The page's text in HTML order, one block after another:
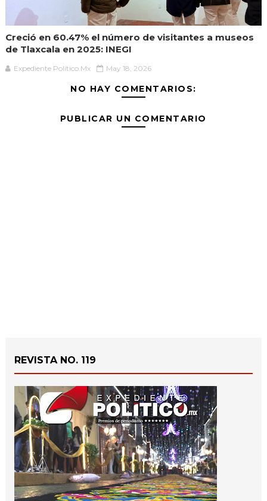
Creció en 60.47% el número de visitantes a museos
de Tlaxcala en 2025: INEGI
Expediente Político.Mx May 18, 2026
NO HAY COMENTARIOS:
PUBLICAR UN COMENTARIO
REVISTA NO. 119